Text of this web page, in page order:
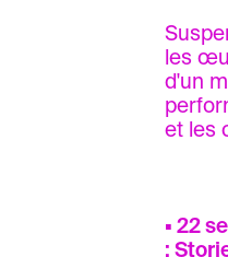
les
d'un
et les
▪ 22
: